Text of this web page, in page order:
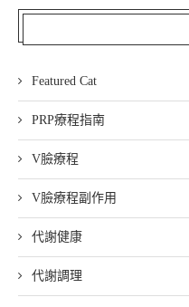
Featured Cat
PRP療程指南
V臉療程
V臉療程副作用
代謝健康
代謝調理